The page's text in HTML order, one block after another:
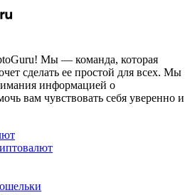
Мы — команда, которая
сделать ее простой для всех. Мы
информацией о
вам чувствовать себя уверенно и